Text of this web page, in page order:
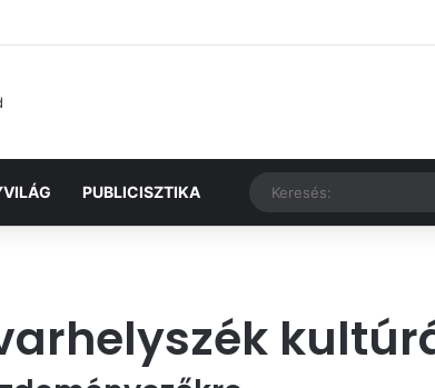
PUBLICISZTIKA Véletlen cikk